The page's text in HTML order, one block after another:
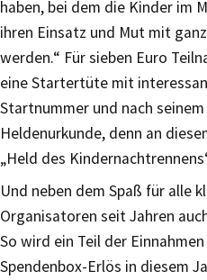
haben, bei dem die Kinder im
ihren Einsatz und Mut mit
werden.“ Für sieben Euro
eine Startertüte mit
Startnummer und nach
Heldenurkunde, denn an
„Held des
Und neben dem Spaß für alle
Organisatoren seit Jahren
So wird ein Teil der
Spendenbox-Erlös in diesem